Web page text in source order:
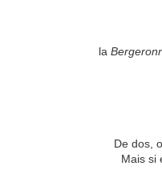
la
De dos,
Mais si